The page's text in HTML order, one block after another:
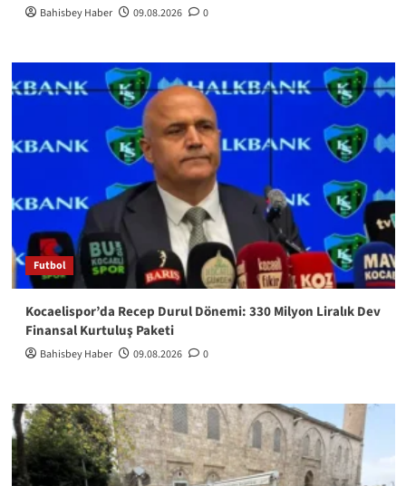
Bahisbey Haber 09.08.2026 0
Futbol
Kocaelispor’da Recep Durul Dönemi: 330 Milyon Liralık Dev
Finansal Kurtuluş Paketi
Bahisbey Haber 09.08.2026 0